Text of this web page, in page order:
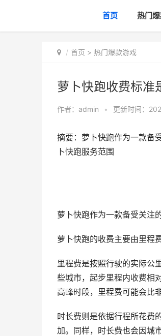
首页 热门
首页 > 热门爆款游戏
萝卜快跑收费标准
作者： admin • 更新时间：
摘要：萝卜快跑作为一款备
卜快跑服务范围
萝卜快跑作为一款备受关注
萝卜快跑的收费主要由里程
里程费是按照行驶的实际公
些城市，起步里程内收费相
高峰时段，里程费可能会比
时长费则是依据行程所花费
加。同样，时长费也会因城